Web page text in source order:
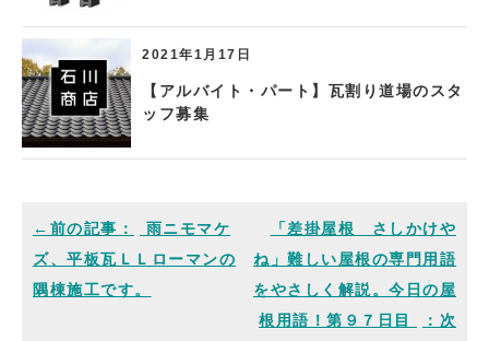
2021年1月17日
【アルバイト・パート】瓦割り道場のスタ
ッフ募集
雨ニモマケ
ズ、平板瓦ＬＬローマンの
隅棟施工です。
「差掛屋根 さしかけや
ね」難しい屋根の専門用語
をやさしく解説。今日の屋
根用語！第９７日目